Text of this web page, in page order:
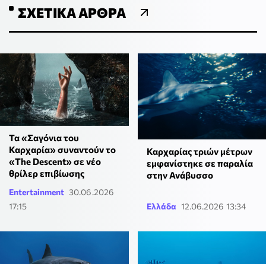
ΣΧΕΤΙΚΆ ΆΡΘΡΑ
Τα «Σαγόνια του
Καρχαρία» συναντούν το
«The Descent» σε νέο
θρίλερ επιβίωσης
Entertainment 30.06.2026
17:15
Καρχαρίας τριών μέτρων
εμφανίστηκε σε παραλία
στην Ανάβυσσο
Ελλάδα 12.06.2026 13:34